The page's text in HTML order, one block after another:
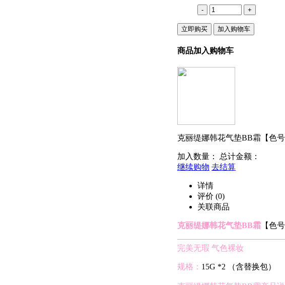
- +
立即购买 加入购物车
商品加入购物车
克丽缇娜韩花气垫BB霜【色
加入数量： 总计金额：
继续购物 去结算
详情
评价 (0)
关联商品
克丽缇娜韩花气垫BB霜 【色
完美无瑕 气色裸妆
规格： 15G *2 （含替换包）